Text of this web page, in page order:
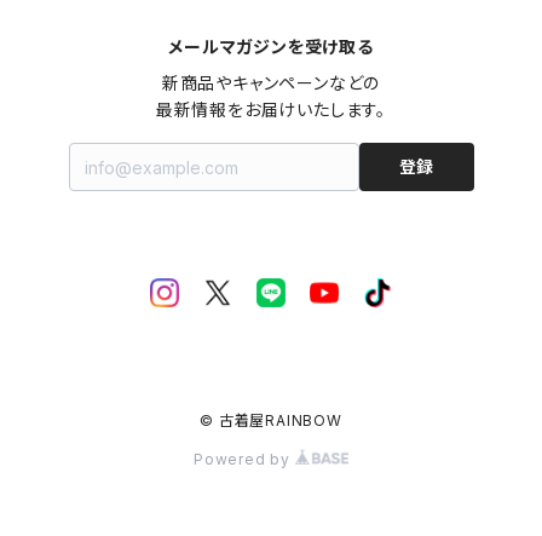
メールマガジンを受け取る
新商品やキャンペーンなどの
最新情報をお届けいたします。
登録
© 古着屋RAINBOW
Powered by